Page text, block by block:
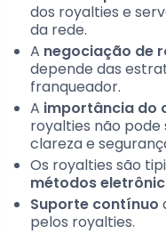
dos royalties e
da rede.
A negociação de
depende das
franqueador.
A importância do
royalties não pode
clareza e
Os royalties são
métodos
Suporte contínuo
pelos royalties.